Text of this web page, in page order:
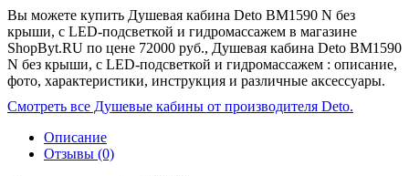
Вы можете купить Душевая кабина Deto BM1590 N без
крыши, с LED-подсветкой и гидромассажем в магазине
ShopByt.RU по цене 72000 руб., Душевая кабина Deto BM1590
N без крыши, с LED-подсветкой и гидромассажем : описание,
фото, характеристики, инструкция и различные аксессуары.
Смотреть все Душевые кабины от производителя Deto.
Описание
Отзывы (0)